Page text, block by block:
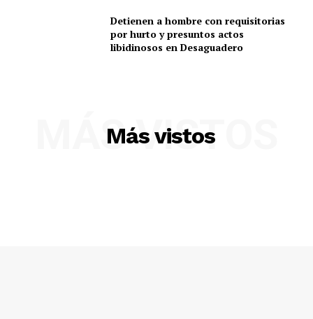
Detienen a hombre con requisitorias
por hurto y presuntos actos
libidinosos en Desaguadero
Más vistos
MÁS VISTOS